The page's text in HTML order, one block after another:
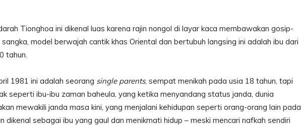
Tionghoa ini dikenal luas karena rajin nongol di layar kaca membawakan gosip-
model berwajah cantik khas Oriental dan bertubuh langsing ini adalah ibu dari
tahun.
1981 ini adalah seorang single parents, sempat menikah pada usia 18 tahun, tapi
seperti ibu-ibu zaman baheula, yang ketika menyandang status janda, dunia
mewakili janda masa kini, yang menjalani kehidupan seperti orang-orang lain pada
dikenal sebagai ibu yang gaul dan menikmati hidup – meski mencari nafkah sendiri